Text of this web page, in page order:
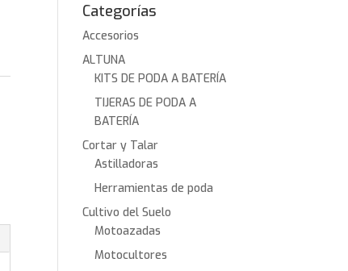
Categorías
Accesorios
ALTUNA
KITS DE PODA A BATERÍA
TIJERAS DE PODA A
BATERÍA
Cortar y Talar
Astilladoras
Herramientas de poda
Cultivo del Suelo
Motoazadas
Motocultores